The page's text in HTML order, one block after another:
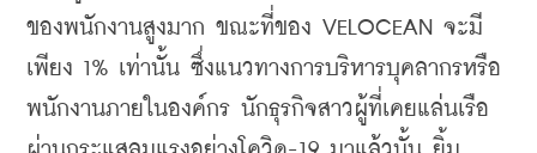
ของพนักงานสูงมาก ขณะที่ของ VELOCEAN จะมี
เพียง 1% เท่านั้น ซึ่งแนวทางการบริหารบุคลากรหรือ
พนักงานภายในองค์กร นักธุรกิจสาวผู้ที่เคยแล่นเรือ